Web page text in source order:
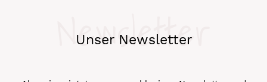
Unser Newsletter
Newsletter